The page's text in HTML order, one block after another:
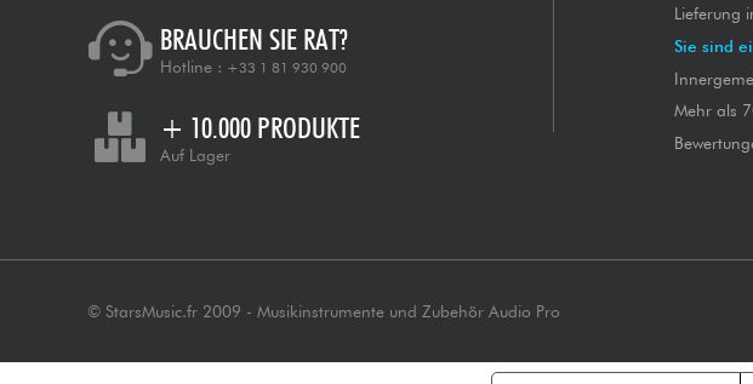
BRAUCHEN SIE RAT?
Hotline : +33 1 81 930 900
+ 10.000 PRODUKTE
Auf Lager
Lieferung
Sie sind
Mehr als
© StarsMusic.fr 2009 - Musikinstrumente und Zubehör Audio Pro